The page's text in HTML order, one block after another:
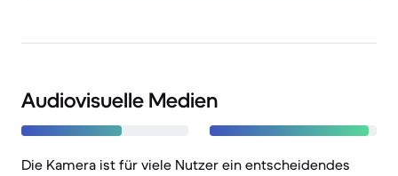
Audiovisuelle Medien
Die Kamera ist für viele Nutzer ein entscheidendes